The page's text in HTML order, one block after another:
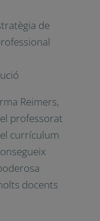
de
Reimers,
professorat
currículum
docents